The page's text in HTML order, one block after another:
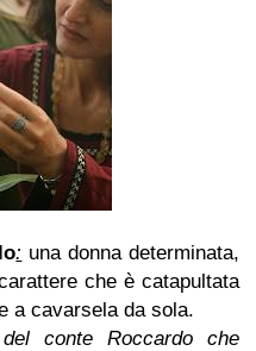
: una donna determinata,
che è catapultata
a cavarsela da sola.
conte Roccardo che